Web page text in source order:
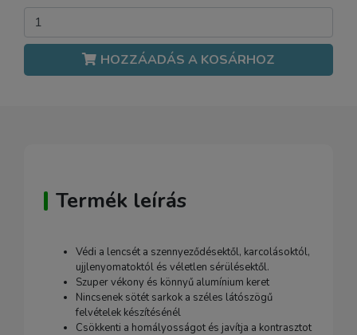
HOZZÁADÁS A KOSÁRHOZ
Termék leírás
Védi a lencsét a szennyeződésektől, karcolásoktól,
ujjlenyomatoktól és véletlen sérülésektől.
Szuper vékony és könnyű alumínium keret
Nincsenek sötét sarkok a széles látószögű
felvételek készítésénél
Csökkenti a homályosságot és javítja a kontrasztot